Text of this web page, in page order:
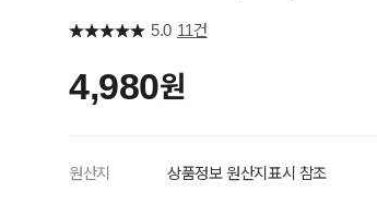
5.0 11건
4,980원
원산지 상품정보 원산지표시 참조